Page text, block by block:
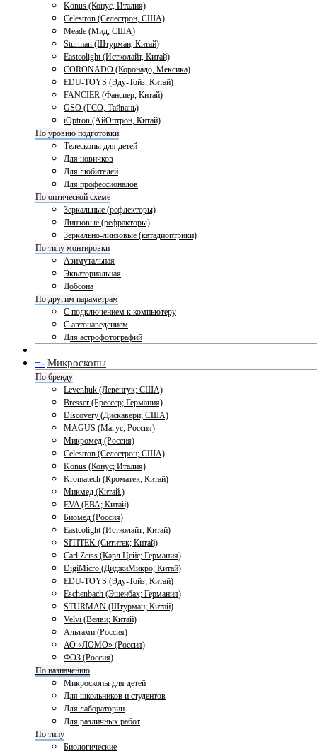
Konus (Конус, Италия)
Celestron (Селестрон, США)
Meade (Мид, США)
Sturman (Штурман, Китай)
Eastcolight (Истколайт, Китай)
CORONADO (Коронадо, Мексика)
EDU-TOYS (Эду-Тойз, Китай)
FANCIER (Фансиер, Китай)
GSO (ГСО, Тайвань)
iOptron (АйОптрон, Китай)
По уровню подготовки
Телескопы для детей
Для новичков
Для любителей
Для профессионалов
По оптической схеме
Зеркальные (рефлекторы)
Линзовые (рефракторы)
Зеркально-линзовые (катадиоптрики)
По типу монтировки
Азимутальная
Экваториальная
Добсона
По другим параметрам
С подключением к компьютеру
С автонаведением
Для астрофотографий
+- Микроскопы
По бренду
Levenhuk (Левенгук; США)
Bresser (Брессер; Германия)
Discovery (Дискавери; США)
MAGUS (Магус; Россия)
Микромед (Россия)
Celestron (Селестрон; США)
Konus (Конус; Италия)
Kromatech (Кроматек; Китай)
Микмед (Китай.)
EVA (ЕВА; Китай)
Биомед (Россия)
Eastcolight (Истколайт; Китай)
SITITEK (Сититек; Китай)
Carl Zeiss (Карл Цейс; Германия)
DigiMicro (ДиджиМикро; Китай)
EDU-TOYS (Эду-Тойз; Китай)
Eschenbach (Эшенбах; Германия)
STURMAN (Штурман; Китай)
Velvi (Велви; Китай)
Альтами (Россия)
АО «ЛОМО» (Россия)
ФОЗ (Россия)
По назначению
Микроскопы для детей
Для школьников и студентов
Для лаборатории
Для различных работ
По типу
Биологические